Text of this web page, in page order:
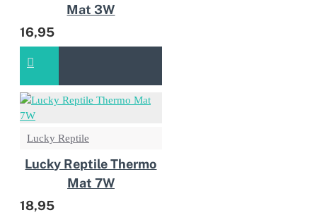
Mat 3W
16,95
Lucky Reptile
Lucky Reptile Thermo
Mat 7W
18,95